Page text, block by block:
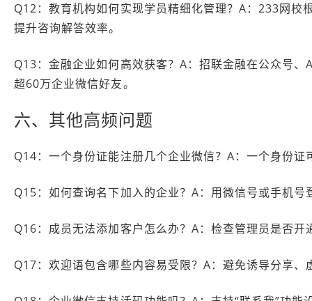
Q12：教育机构如何实现学员精细化管理？A：233网
提升咨询解答效率。
Q13：金融企业如何高效获客？A：招联金融在公众号
超60万企业微信好友。
六、其他高频问题
Q14：一个身份证能注册几个企业微信？A：一个身份
Q15：如何查询名下加入的企业？A：用微信号或手机
Q16：成员无法添加客户怎么办？A：检查管理员是否
Q17：欢迎语包含哪些内容易受限？A：避免诱导分享